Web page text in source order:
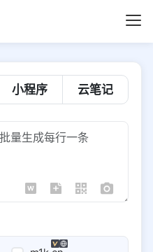
小程序 云笔记